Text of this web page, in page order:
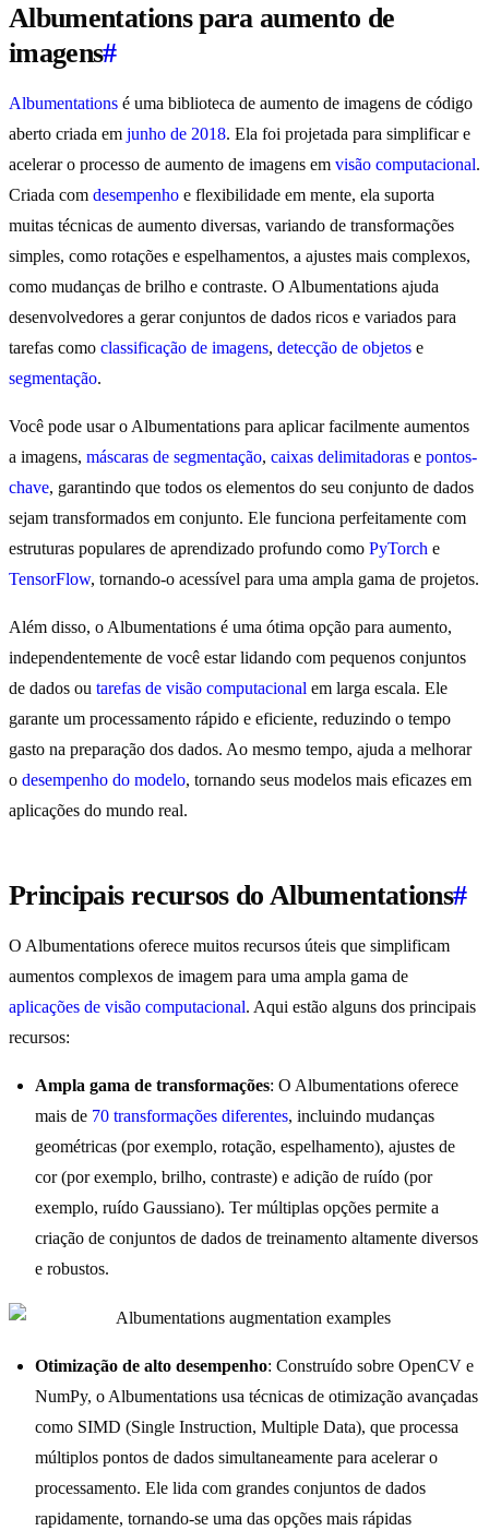
Albumentations para aumento de
imagens#
Albumentations é uma biblioteca de aumento de imagens de código
aberto criada em junho de 2018. Ela foi projetada para simplificar e
acelerar o processo de aumento de imagens em visão computacional.
Criada com desempenho e flexibilidade em mente, ela suporta
muitas técnicas de aumento diversas, variando de transformações
simples, como rotações e espelhamentos, a ajustes mais complexos,
como mudanças de brilho e contraste. O Albumentations ajuda
desenvolvedores a gerar conjuntos de dados ricos e variados para
tarefas como classificação de imagens, detecção de objetos e
segmentação.
Você pode usar o Albumentations para aplicar facilmente aumentos
a imagens, máscaras de segmentação, caixas delimitadoras e pontos-
chave, garantindo que todos os elementos do seu conjunto de dados
sejam transformados em conjunto. Ele funciona perfeitamente com
estruturas populares de aprendizado profundo como PyTorch e
TensorFlow, tornando-o acessível para uma ampla gama de projetos.
Além disso, o Albumentations é uma ótima opção para aumento,
independentemente de você estar lidando com pequenos conjuntos
de dados ou tarefas de visão computacional em larga escala. Ele
garante um processamento rápido e eficiente, reduzindo o tempo
gasto na preparação dos dados. Ao mesmo tempo, ajuda a melhorar
o desempenho do modelo, tornando seus modelos mais eficazes em
aplicações do mundo real.
Principais recursos do Albumentations#
O Albumentations oferece muitos recursos úteis que simplificam
aumentos complexos de imagem para uma ampla gama de
aplicações de visão computacional. Aqui estão alguns dos principais
recursos:
Ampla gama de transformações: O Albumentations oferece
mais de 70 transformações diferentes, incluindo mudanças
geométricas (por exemplo, rotação, espelhamento), ajustes de
cor (por exemplo, brilho, contraste) e adição de ruído (por
exemplo, ruído Gaussiano). Ter múltiplas opções permite a
criação de conjuntos de dados de treinamento altamente diversos
e robustos.
Otimização de alto desempenho: Construído sobre OpenCV e
NumPy, o Albumentations usa técnicas de otimização avançadas
como SIMD (Single Instruction, Multiple Data), que processa
múltiplos pontos de dados simultaneamente para acelerar o
processamento. Ele lida com grandes conjuntos de dados
rapidamente, tornando-se uma das opções mais rápidas